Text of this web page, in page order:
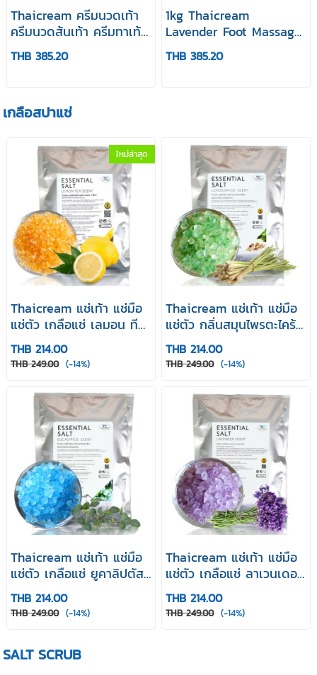
Thaicream ครีมนวดเท้า
ครีมนวดส้นเท้า ครีมทาเท้า
แห้ง ครีมนวดเท้าตะไคร้
Lemongrass Foot
THB 385.20
1kg Thaicream
Lavender Foot Massage
Cream spa ไทยครีม ครีม
นวดเท้า ลาเวนเดอร์ ฟุท
THB 385.20
เกลือสปาแช่
ใหม่ล่าสุด
Thaicream แช่เท้า แช่มือ
แช่ตัว เกลือแช่ เลมอน ที
หอมกลิ่นเลมอน Essential
Salt Lemon Tea Scent
1000 g
THB 214.00
THB 249.00 (-14%)
Thaicream แช่เท้า แช่มือ
แช่ตัว กลิ่นสมุนไพรตะไคร้
หอมกลิ่นตะไคร้ Essential
Salt Lemongrass Scent
1000 g
THB 214.00
THB 249.00 (-14%)
Thaicream แช่เท้า แช่มือ
แช่ตัว เกลือแช่ ยูคาลิปตัส
หอมกลิ่นยูคาลิปตัส
Essential Salt
Eucalyptus Scent 1000
THB 214.00
THB 249.00 (-14%)
Thaicream แช่เท้า แช่มือ
แช่ตัว เกลือแช่ ลาเวนเดอร์
หอมกลิ่นลาเวนเดอร์
Essential Salt Lavender
Scent 1000 g
THB 214.00
THB 249.00 (-14%)
SALT SCRUB